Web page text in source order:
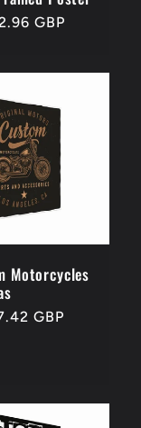
GBP
Motorcycles
GBP